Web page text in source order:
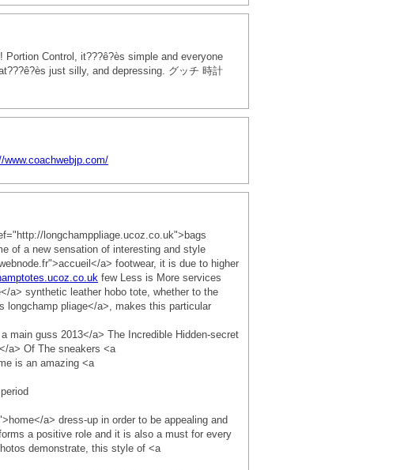
Control, it???ê?ès simple and everyone
just silly, and depressing. グッチ 時計
www.coachwebjp.com/
longchamppliage.ucoz.co.uk">bags
of a new sensation of interesting and style
a> footwear, it is due to higher
few Less is More services
a> synthetic leather hobo tote, whether to the
longchamp pliage</a>, makes this particular
main guss 2013</a> The Incredible Hidden-secret
a> Of The sneakers <a
is an amazing <a
a> dress-up in order to be appealing and
a positive role and it is also a must for every
demonstrate, this style of <a